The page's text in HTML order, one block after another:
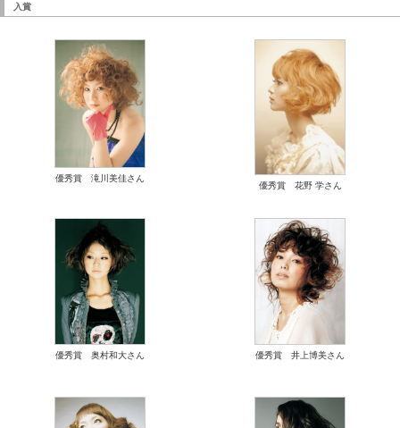
入賞
優秀賞 滝川美佳さん
優秀賞 花野 学さん
優秀賞 奥村和大さん 優秀賞 井上博美さん